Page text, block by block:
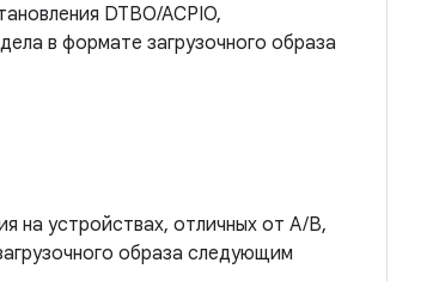
DTBO/ACPIO,
в формате загрузочного образа
на устройствах, отличных от A/B,
образа следующим